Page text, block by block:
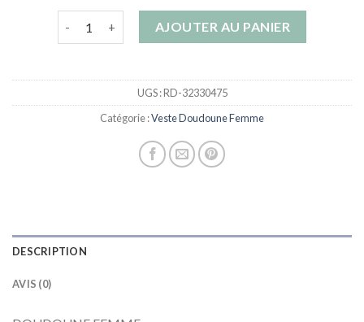
quantité de veste doudoune femme
AJOUTER AU PANIER
UGS :RD-32330475
Catégorie :Veste Doudoune Femme
DESCRIPTION
AVIS (0)